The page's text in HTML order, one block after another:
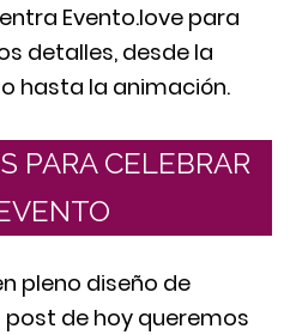
Evento.love para
detalles, desde la
hasta la animación.
PARA CELEBRAR
pleno diseño de
post de hoy queremos